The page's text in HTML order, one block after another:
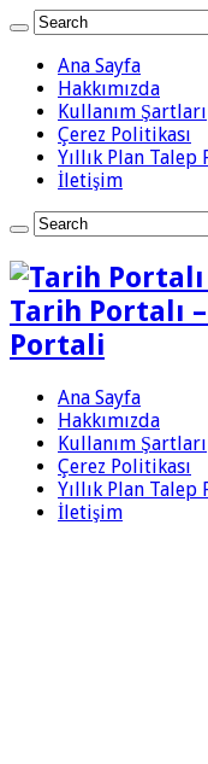
Ana Sayfa
Hakkımızda
Kullanım Şartları
Çerez Politikası
Yıllık Plan Talep
İletişim
Tarih Portalı
Portali
Ana Sayfa
Hakkımızda
Kullanım Şartları
Çerez Politikası
Yıllık Plan Talep
İletişim